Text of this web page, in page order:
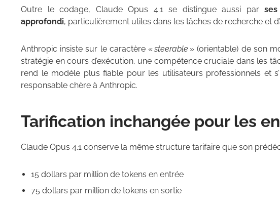
Outre le codage, Claude Opus 4.1 se distingue aussi par
approfondi, particulièrement utiles dans les tâches de recherche et
Anthropic insiste sur le caractère «steerable » (orientable) de son
stratégie en cours d’exécution, une compétence cruciale dans les
rend le modèle plus fiable pour les utilisateurs professionnels et
responsable chère à Anthropic.
Tarification inchangée pour les
Claude Opus 4.1 conserve la même structure tarifaire que son
15 dollars par million de tokens en entrée
75 dollars par million de tokens en sortie